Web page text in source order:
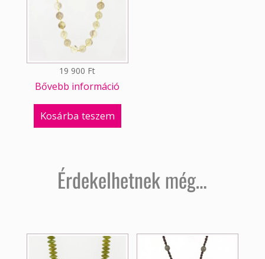
19 900 Ft
Bővebb információ
Kosárba teszem
Érdekelhetnek még…